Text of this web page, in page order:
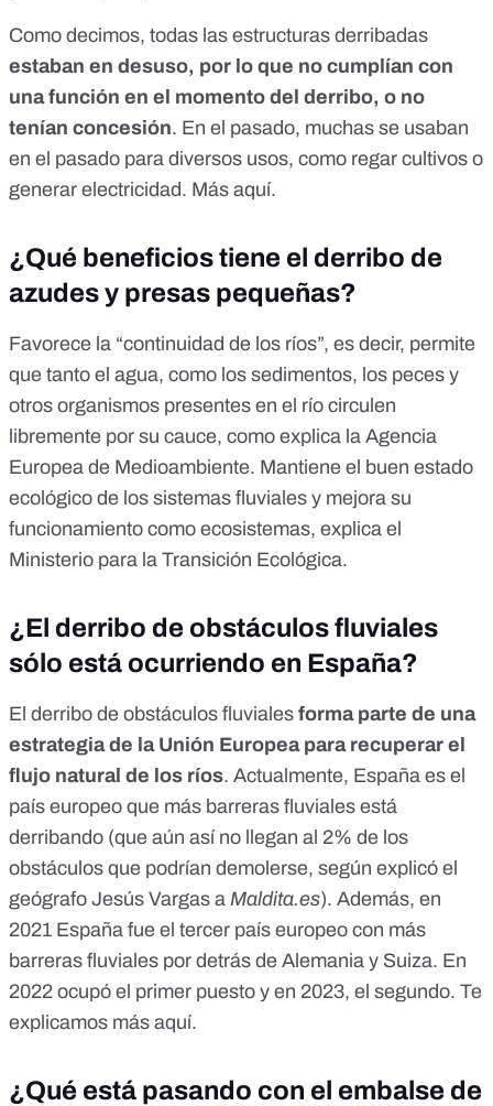
Como decimos, todas las estructuras derribadas
estaban en desuso, por lo que no cumplían con
una función en el momento del derribo, o no
tenían concesión. En el pasado, muchas se usaban
en el pasado para diversos usos, como regar cultivos o
generar electricidad. Más aquí.
¿Qué beneficios tiene el derribo de
azudes y presas pequeñas?
Favorece la “continuidad de los ríos”, es decir, permite
que tanto el agua, como los sedimentos, los peces y
otros organismos presentes en el río circulen
libremente por su cauce, como explica la Agencia
Europea de Medioambiente. Mantiene el buen estado
ecológico de los sistemas fluviales y mejora su
funcionamiento como ecosistemas, explica el
Ministerio para la Transición Ecológica.
¿El derribo de obstáculos fluviales
sólo está ocurriendo en España?
El derribo de obstáculos fluviales forma parte de una
estrategia de la Unión Europea para recuperar el
flujo natural de los ríos. Actualmente, España es el
país europeo que más barreras fluviales está
derribando (que aún así no llegan al 2% de los
obstáculos que podrían demolerse, según explicó el
geógrafo Jesús Vargas a Maldita.es). Además, en
2021 España fue el tercer país europeo con más
barreras fluviales por detrás de Alemania y Suiza. En
2022 ocupó el primer puesto y en 2023, el segundo. Te
explicamos más aquí.
¿Qué está pasando con el embalse de